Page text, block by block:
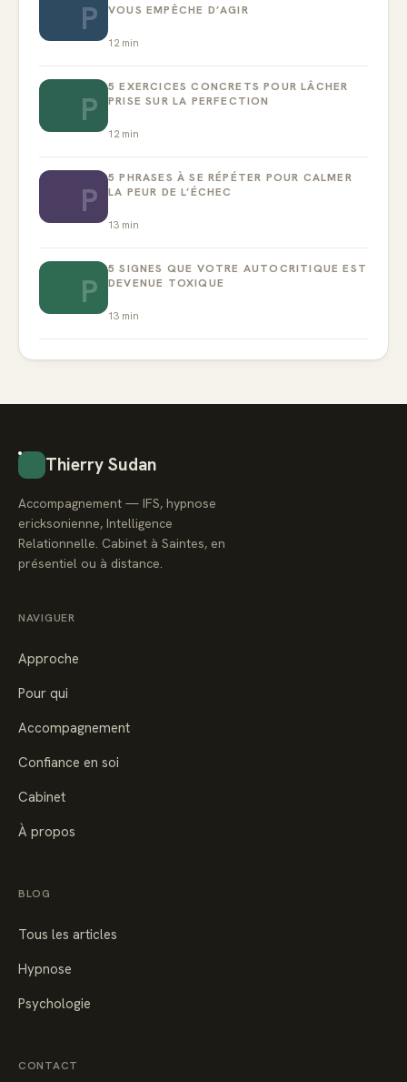
P
VOUS EMPÊCHE D’AGIR
12min
P
5 EXERCICES CONCRETS POUR LÂCHER
PRISE SUR LA PERFECTION
12min
P
5 PHRASES À SE RÉPÉTER POUR CALMER
LA PEUR DE L’ÉCHEC
13 min
P
5 SIGNES QUE VOTRE AUTOCRITIQUE EST
DEVENUE TOXIQUE
13 min
Thierry Sudan
Accompagnement — IFS, hypnose
ericksonienne, Intelligence
Relationnelle. Cabinet à Saintes, en
présentiel ou à distance.
NAVIGUER
Approche
Pour qui
Accompagnement
Confiance en soi
Cabinet
À propos
BLOG
Tous les articles
Hypnose
Psychologie
CONTACT